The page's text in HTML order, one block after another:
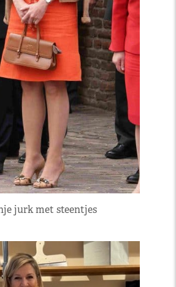
jurk met steentjes